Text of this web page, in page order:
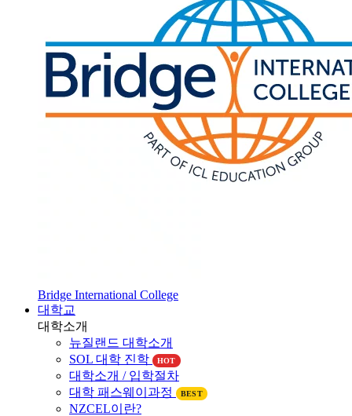
Bridge International College
대학교
대학소개
뉴질랜드 대학소개
SOL 대학 진학
HOT
대학소개 / 입학절차